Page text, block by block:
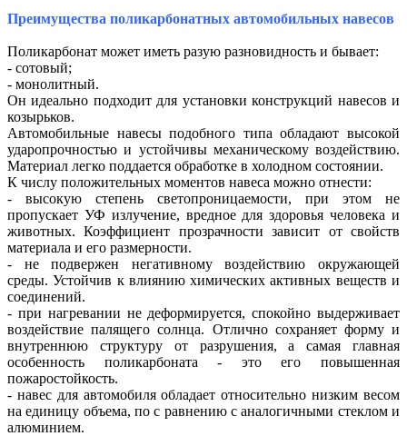
Преимущества поликарбонатных автомобильных навесов
Поликарбонат может иметь разую разновидность и бывает:
- сотовый;
- монолитный.
Он идеально подходит для установки конструкций навесов и
козырьков.
Автомобильные навесы подобного типа обладают высокой
ударопрочностью и устойчивы механическому воздействию.
Материал легко поддается обработке в холодном состоянии.
К числу положительных моментов навеса можно отнести:
- высокую степень светопроницаемости, при этом не
пропускает УФ излучение, вредное для здоровья человека и
животных. Коэффициент прозрачности зависит от свойств
материала и его размерности.
- не подвержен негативному воздействию окружающей
среды. Устойчив к влиянию химических активных веществ и
соединений.
- при нагревании не деформируется, спокойно выдерживает
воздействие палящего солнца. Отлично сохраняет форму и
внутреннюю структуру от разрушения, а самая главная
особенность поликарбоната - это его повышенная
пожаростойкость.
- навес для автомобиля обладает относительно низким весом
на единицу объема, по с равнению с аналогичными стеклом и
алюминием.